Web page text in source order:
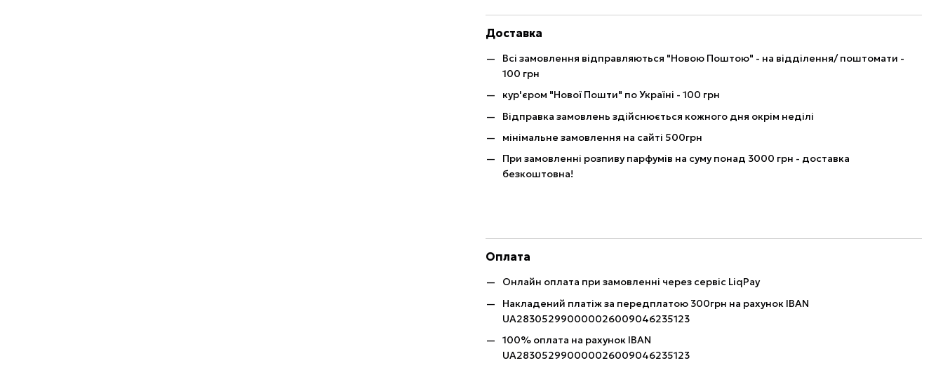
Доставка
Всі замовлення відправляються "Новою Поштою" - на відділення/ поштомати -
100 грн
кур'єром "Нової Пошти" по Україні - 100 грн
Відправка замовлень здійснюється кожного дня окрім неділі
мінімальне замовлення на сайті 500грн
При замовленні розпиву парфумів на суму понад 3000 грн - доставка
безкоштовна!
Оплата
Онлайн оплата при замовленні через сервіс LiqPay
Накладений платіж за передплатою 300грн на рахунок IBAN
UA283052990000026009046235123
100% оплата на рахунок IBAN
UA283052990000026009046235123